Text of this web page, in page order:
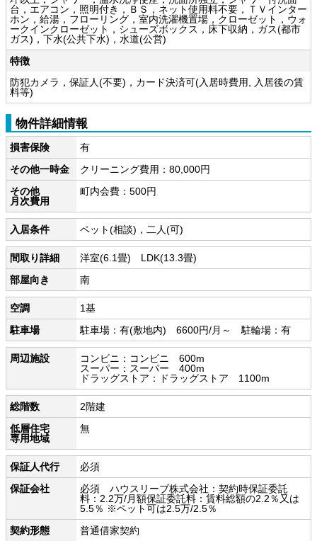
台，エアコン，照明付き，ＢＳ，ネット使用料不要，ＴＶインター
ホン，給湯，フローリング，室内洗濯機置場，クローゼット，ウォ
ークインクローゼット，シューズボックス，床下収納，ガス(都市
ガス)，下水(公共下水)，水道(公営)
特徴
防犯カメラ，保証人(不要)，カード決済可(入居時費用, 入居後の賃
料等)
物件詳細情報
損害保険
有
その他一時金
クリーニング費用：80,000円
その他
月次費用
町内会費：500円
入居条件 ペット(相談)，二人(可)
間取り詳細
洋室(6.1畳) LDK(13.3畳)
部屋向き
南
空調
1基
駐車場
駐車場：有(敷地内) 6600円/月～ 駐輪場：有
周辺施設
コンビニ：コンビニ 600m
スーパー：スーパー 400m
ドラッグストア：ドラッグストア 1100m
総階数
2階建
低層住宅
専用地域
無
保証人代行
必須
保証会社
必須 ハウスリーブ株式会社：契約時保証委託
料：2.2万/月額保証委託料：賃料総額の2.2％又は
5.5％ ※ペット可は2.5万/2.5％
契約形態
普通借家契約